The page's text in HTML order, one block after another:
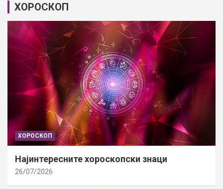
ХОРОСКОП
ХОРОСКОП
Најинтересните хороскопски знаци
26/07/2026